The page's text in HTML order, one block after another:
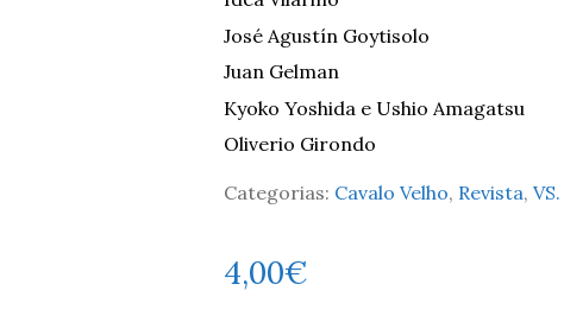
José Agustín Goytisolo
Juan Gelman
Kyoko Yoshida e Ushio Amagatsu
Oliverio Girondo
Categorias: Cavalo Velho, Revista,
4,00€